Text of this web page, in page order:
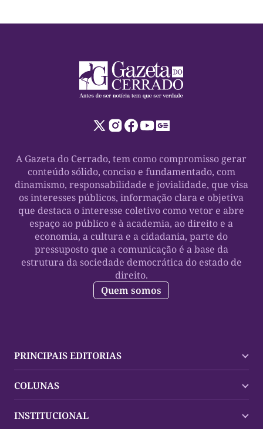
A Gazeta do Cerrado, tem como compromisso gerar
conteúdo sólido, conciso e fundamentado, com
dinamismo, responsabilidade e jovialidade, que visa
os interesses públicos, informação clara e objetiva
que destaca o interesse coletivo como vetor e abre
espaço ao público e à academia, ao direito e a
economia, a cultura e a cidadania, parte do
pressuposto que a comunicação é a base da
estrutura da sociedade democrática do estado de
direito.
Quem somos
PRINCIPAIS EDITORIAS
Palmas
Mundo
COLUNAS
Policial
INSTITUCIONAL